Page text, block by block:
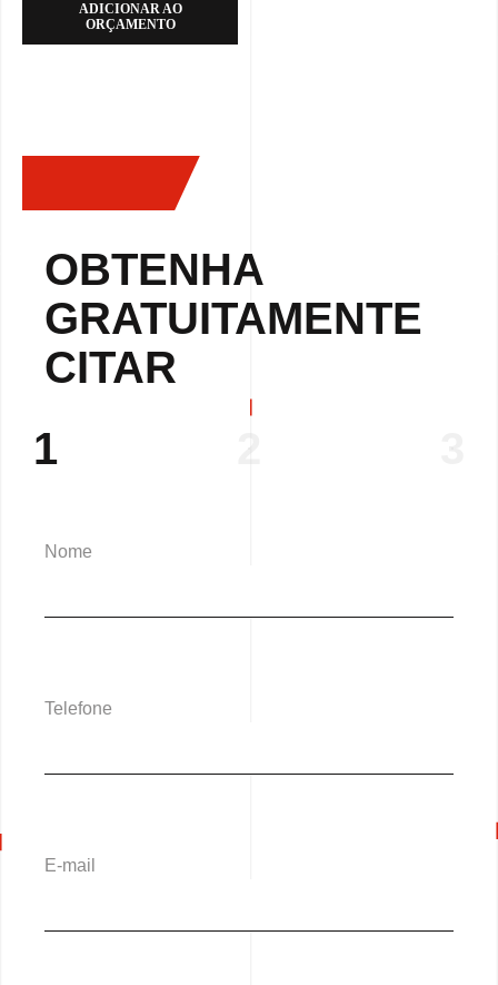
ADICIONAR AO
ORÇAMENTO
OBTENHA
GRATUITAMENTE
CITAR
1
2 3
Nome
Telefone
E-mail